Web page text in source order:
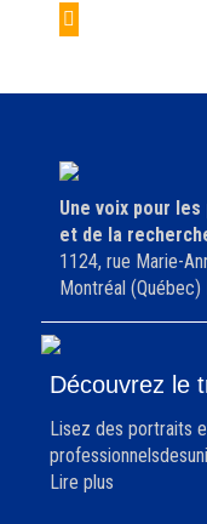
de
Une voix pour
et de la
1124, rue Marie-
Montréal
Découvrez le
Lisez des portraits
Lire plus